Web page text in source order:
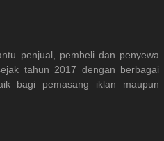
penjual, pembeli dan penyewa
tahun 2017 dengan berbagai
bagi pemasang iklan maupun